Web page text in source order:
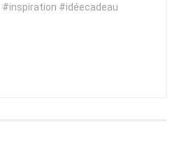
#inspiration #idéecadeau